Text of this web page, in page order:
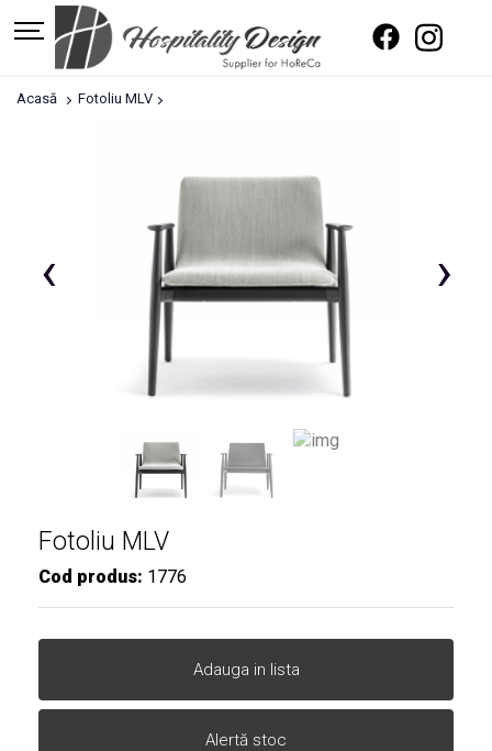
Acasă Fotoliu MLV
›
‹
Fotoliu MLV
Cod produs: 1776
Adauga in lista
Alertă stoc